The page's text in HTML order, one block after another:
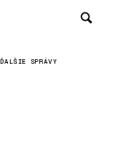
ĎALŠIE SPRÁVY